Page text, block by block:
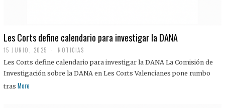
Les Corts define calendario para investigar la DANA
15 JUNIO, 2025 NOTICIAS
Les Corts define calendario para investigar la DANA La Comisión de
Investigación sobre la DANA en Les Corts Valencianes pone rumbo
tras More